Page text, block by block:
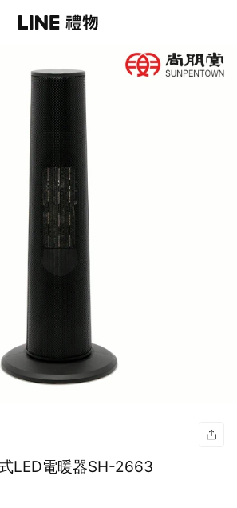
LED電暖器SH-2663